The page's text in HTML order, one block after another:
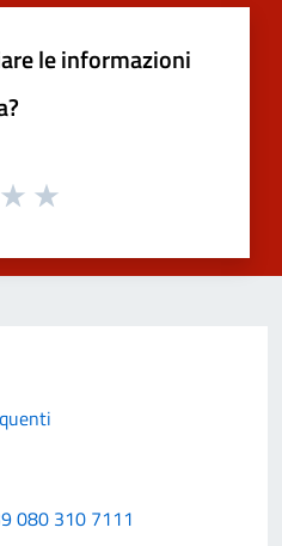
le informazioni
080 310 7111